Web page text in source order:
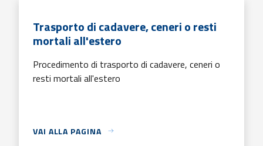
Trasporto di cadavere, ceneri o resti
mortali all'estero
Procedimento di trasporto di cadavere, ceneri o
resti mortali all'estero
VAI ALLA PAGINA